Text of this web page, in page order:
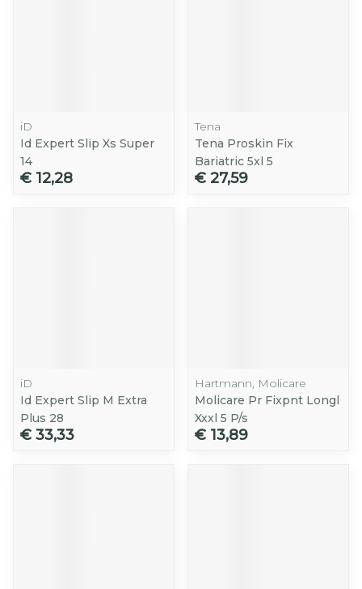
iD
Id Expert Slip Xs Super
14
€ 12,28
Tena
Tena Proskin Fix
Bariatric 5xl 5
€ 27,59
iD
Id Expert Slip M Extra
Plus 28
€ 33,33
Hartmann, Molicare
Molicare Pr Fixpnt Longl
Xxxl 5 P/s
€ 13,89